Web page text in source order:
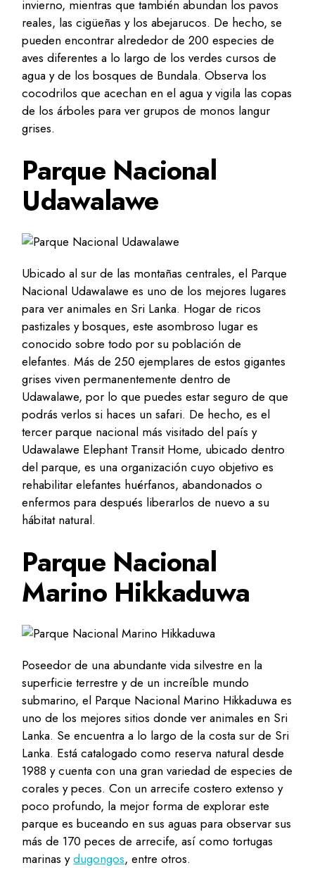
invierno, mientras que también abundan los pavos
reales, las cigüeñas y los abejarucos. De hecho, se
pueden encontrar alrededor de 200 especies de
aves diferentes a lo largo de los verdes cursos de
agua y de los bosques de Bundala. Observa los
cocodrilos que acechan en el agua y vigila las copas
de los árboles para ver grupos de monos langur
grises.
Parque Nacional
Udawalawe
Ubicado al sur de las montañas centrales, el Parque
Nacional Udawalawe es uno de los mejores lugares
para ver animales en Sri Lanka. Hogar de ricos
pastizales y bosques, este asombroso lugar es
conocido sobre todo por su población de
elefantes. Más de 250 ejemplares de estos gigantes
grises viven permanentemente dentro de
Udawalawe, por lo que puedes estar seguro de que
podrás verlos si haces un safari. De hecho, es el
tercer parque nacional más visitado del país y
Udawalawe Elephant Transit Home, ubicado dentro
del parque, es una organización cuyo objetivo es
rehabilitar elefantes huérfanos, abandonados o
enfermos para después liberarlos de nuevo a su
hábitat natural.
Parque Nacional
Marino Hikkaduwa
Poseedor de una abundante vida silvestre en la
superficie terrestre y de un increíble mundo
submarino, el Parque Nacional Marino Hikkaduwa es
uno de los mejores sitios donde ver animales en Sri
Lanka. Se encuentra a lo largo de la costa sur de Sri
Lanka. Está catalogado como reserva natural desde
1988 y cuenta con una gran variedad de especies de
corales y peces. Con un arrecife costero extenso y
poco profundo, la mejor forma de explorar este
parque es buceando en sus aguas para observar sus
más de 170 peces de arrecife, así como tortugas
marinas ydugongos, entre otros.